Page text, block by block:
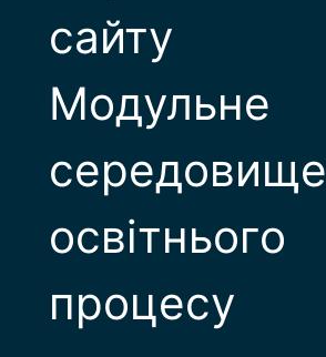
сайту
Модульне
середовище
освітнього
процесу